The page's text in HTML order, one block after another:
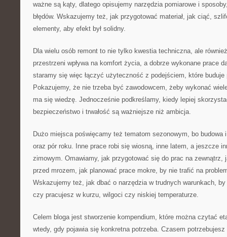
ważne są kąty, dlatego opisujemy narzędzia pomiarowe i
błędów. Wskazujemy też, jak przygotować materiał, jak ciąć,
elementy, aby efekt był solidny.
Dla wielu osób remont to nie tylko kwestia techniczna, ale
przestrzeni wpływa na komfort życia, a dobrze wykonane prace
staramy się więc łączyć użyteczność z podejściem, które buduje
Pokazujemy, że nie trzeba być zawodowcem, żeby wykonać
ma się wiedzę. Jednocześnie podkreślamy, kiedy lepiej
bezpieczeństwo i trwałość są ważniejsze niż ambicja.
Dużo miejsca poświęcamy też tematom sezonowym, bo budowa
oraz pór roku. Inne prace robi się wiosną, inne latem, a jeszcze
zimowym. Omawiamy, jak przygotować się do prac na zewnątrz,
przed mrozem, jak planować prace mokre, by nie trafić na
Wskazujemy też, jak dbać o narzędzia w trudnych warunkach, by
czy pracujesz w kurzu, wilgoci czy niskiej temperaturze.
Celem bloga jest stworzenie kompendium, które można czytać
wtedy, gdy pojawia się konkretna potrzeba. Czasem potrzebujesz